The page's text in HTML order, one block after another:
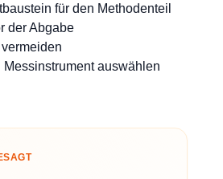
für den Methodenteil
der Abgabe
Messinstrument auswählen